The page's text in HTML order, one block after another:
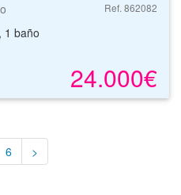
Ref. 862082
1 baño
24.000€
6 >